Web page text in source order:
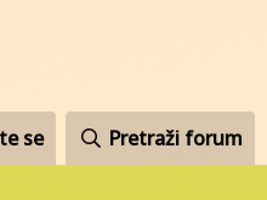
se Pretraži forum